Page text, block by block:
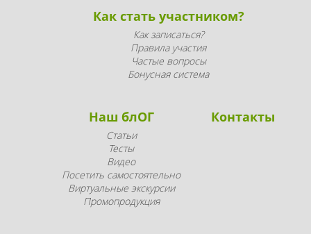
Как стать участником?
Как записаться?
Правила участия
Частые вопросы
Бонусная система
Наш блОГ
Статьи
Тесты
Видео
Посетить самостоятельно
Виртуальные экскурсии
Промопродукция
Контакты